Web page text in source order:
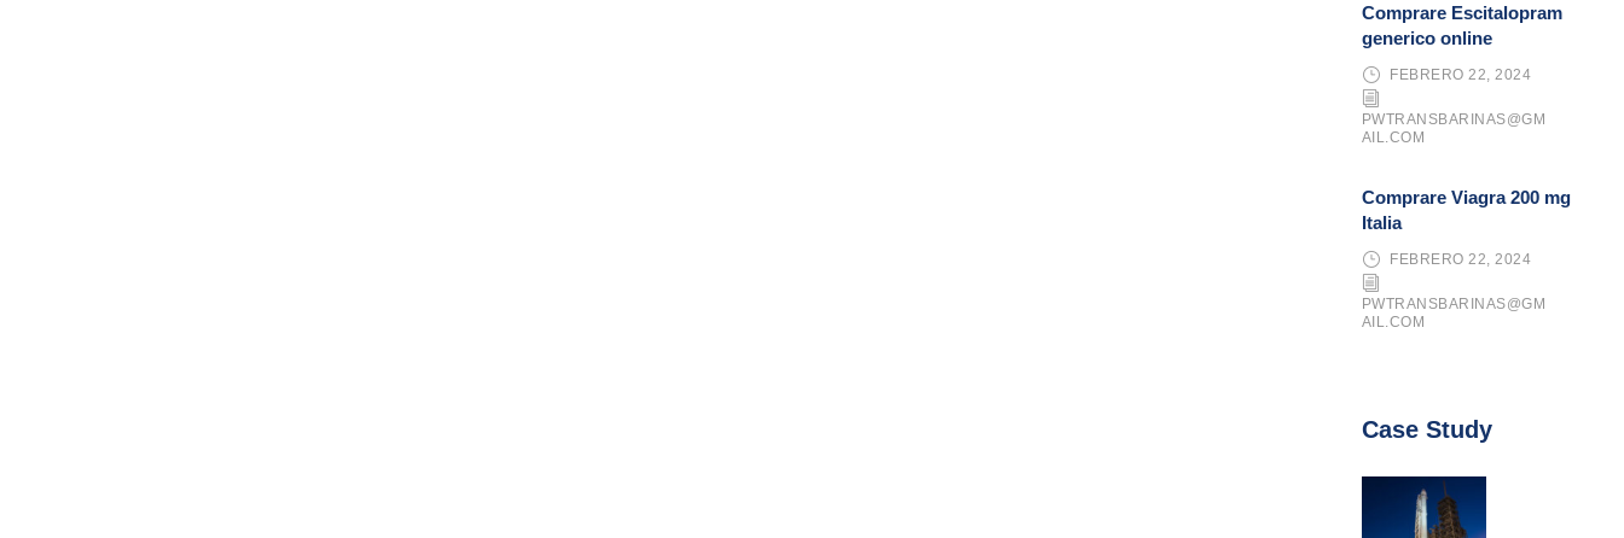
Comprare Escitalopram
generico online
FEBRERO 22, 2024
PWTRANSBARINAS@GM
AIL.COM
Comprare Viagra 200 mg
Italia
FEBRERO 22, 2024
PWTRANSBARINAS@GM
AIL.COM
Case Study